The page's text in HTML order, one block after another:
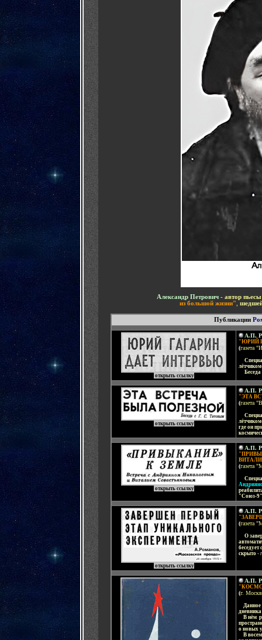
Александр Петрович - автор
из большой жизни"
Публикации
открыть ссылку
А.П.
"ЮРИЙ
(газета
открыть ссылку
А.П.
"ЭТА
(газета
где он
открыть ссылку
А.П.
(газета
С
"Союз-9"
открыть ссылку
А.П.
(газета
О
беседует
скрыто -
А.П.
(г.
Данное
В нём
о новых
В